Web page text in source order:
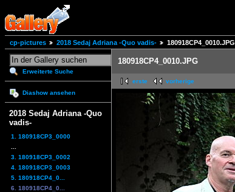
cp-pictures 2018 Sedaj Adriana -Quo vadis- 180918CP4_0010.JPG
Erweiterte Suche
Diashow ansehen
2018 Sedaj Adriana -Quo
vadis-
1. 180918CP3_0000
3. 180918CP3_0002
4. 180918CP3_0003
5. 180918CP4_0...
6. 180918CP4_0...
180918CP4_0010.JPG
erste vorherige